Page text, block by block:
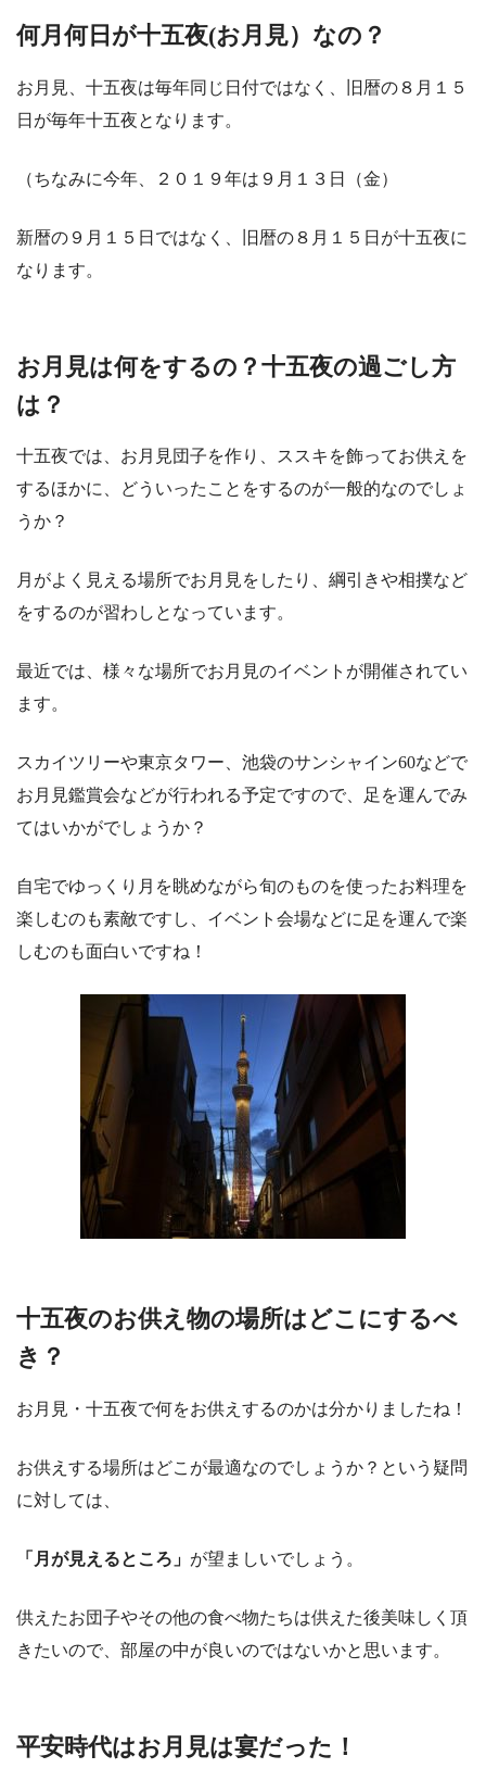
何月何日が十五夜(お月見）なの？
お月見、十五夜は毎年同じ日付ではなく、旧暦の８月１５
日が毎年十五夜となります。
（ちなみに今年、２０１９年は９月１３日（金）
新暦の９月１５日ではなく、旧暦の８月１５日が十五夜に
なります。
お月見は何をするの？十五夜の過ごし方
は？
十五夜では、お月見団子を作り、ススキを飾ってお供えを
するほかに、どういったことをするのが一般的なのでしょ
うか？
月がよく見える場所でお月見をしたり、綱引きや相撲など
をするのが習わしとなっています。
最近では、様々な場所でお月見のイベントが開催されてい
ます。
スカイツリーや東京タワー、池袋のサンシャイン60などで
お月見鑑賞会などが行われる予定ですので、足を運んでみ
てはいかがでしょうか？
自宅でゆっくり月を眺めながら旬のものを使ったお料理を
楽しむのも素敵ですし、イベント会場などに足を運んで楽
しむのも面白いですね！
十五夜のお供え物の場所はどこにするべ
き？
お月見・十五夜で何をお供えするのかは分かりましたね！
お供えする場所はどこが最適なのでしょうか？という疑問
に対しては、
「月が見えるところ」 が望ましいでしょう。
供えたお団子やその他の食べ物たちは供えた後美味しく頂
きたいので、部屋の中が良いのではないかと思います。
平安時代はお月見は宴だった！